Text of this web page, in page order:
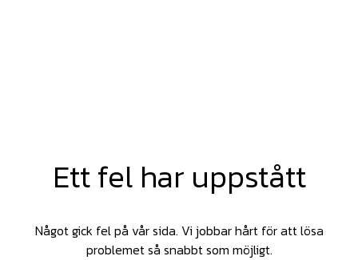
Ett fel har uppstått
Något gick fel på vår sida. Vi jobbar hårt för att lösa
problemet så snabbt som möjligt.